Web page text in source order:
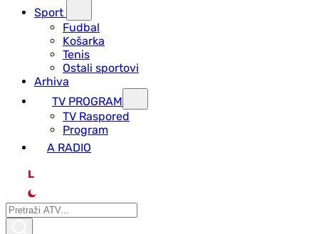
Sport
Fudbal
Košarka
Tenis
Ostali sportovi
Arhiva
TV PROGRAM
ТV Raspored
Program
A RADIO
L